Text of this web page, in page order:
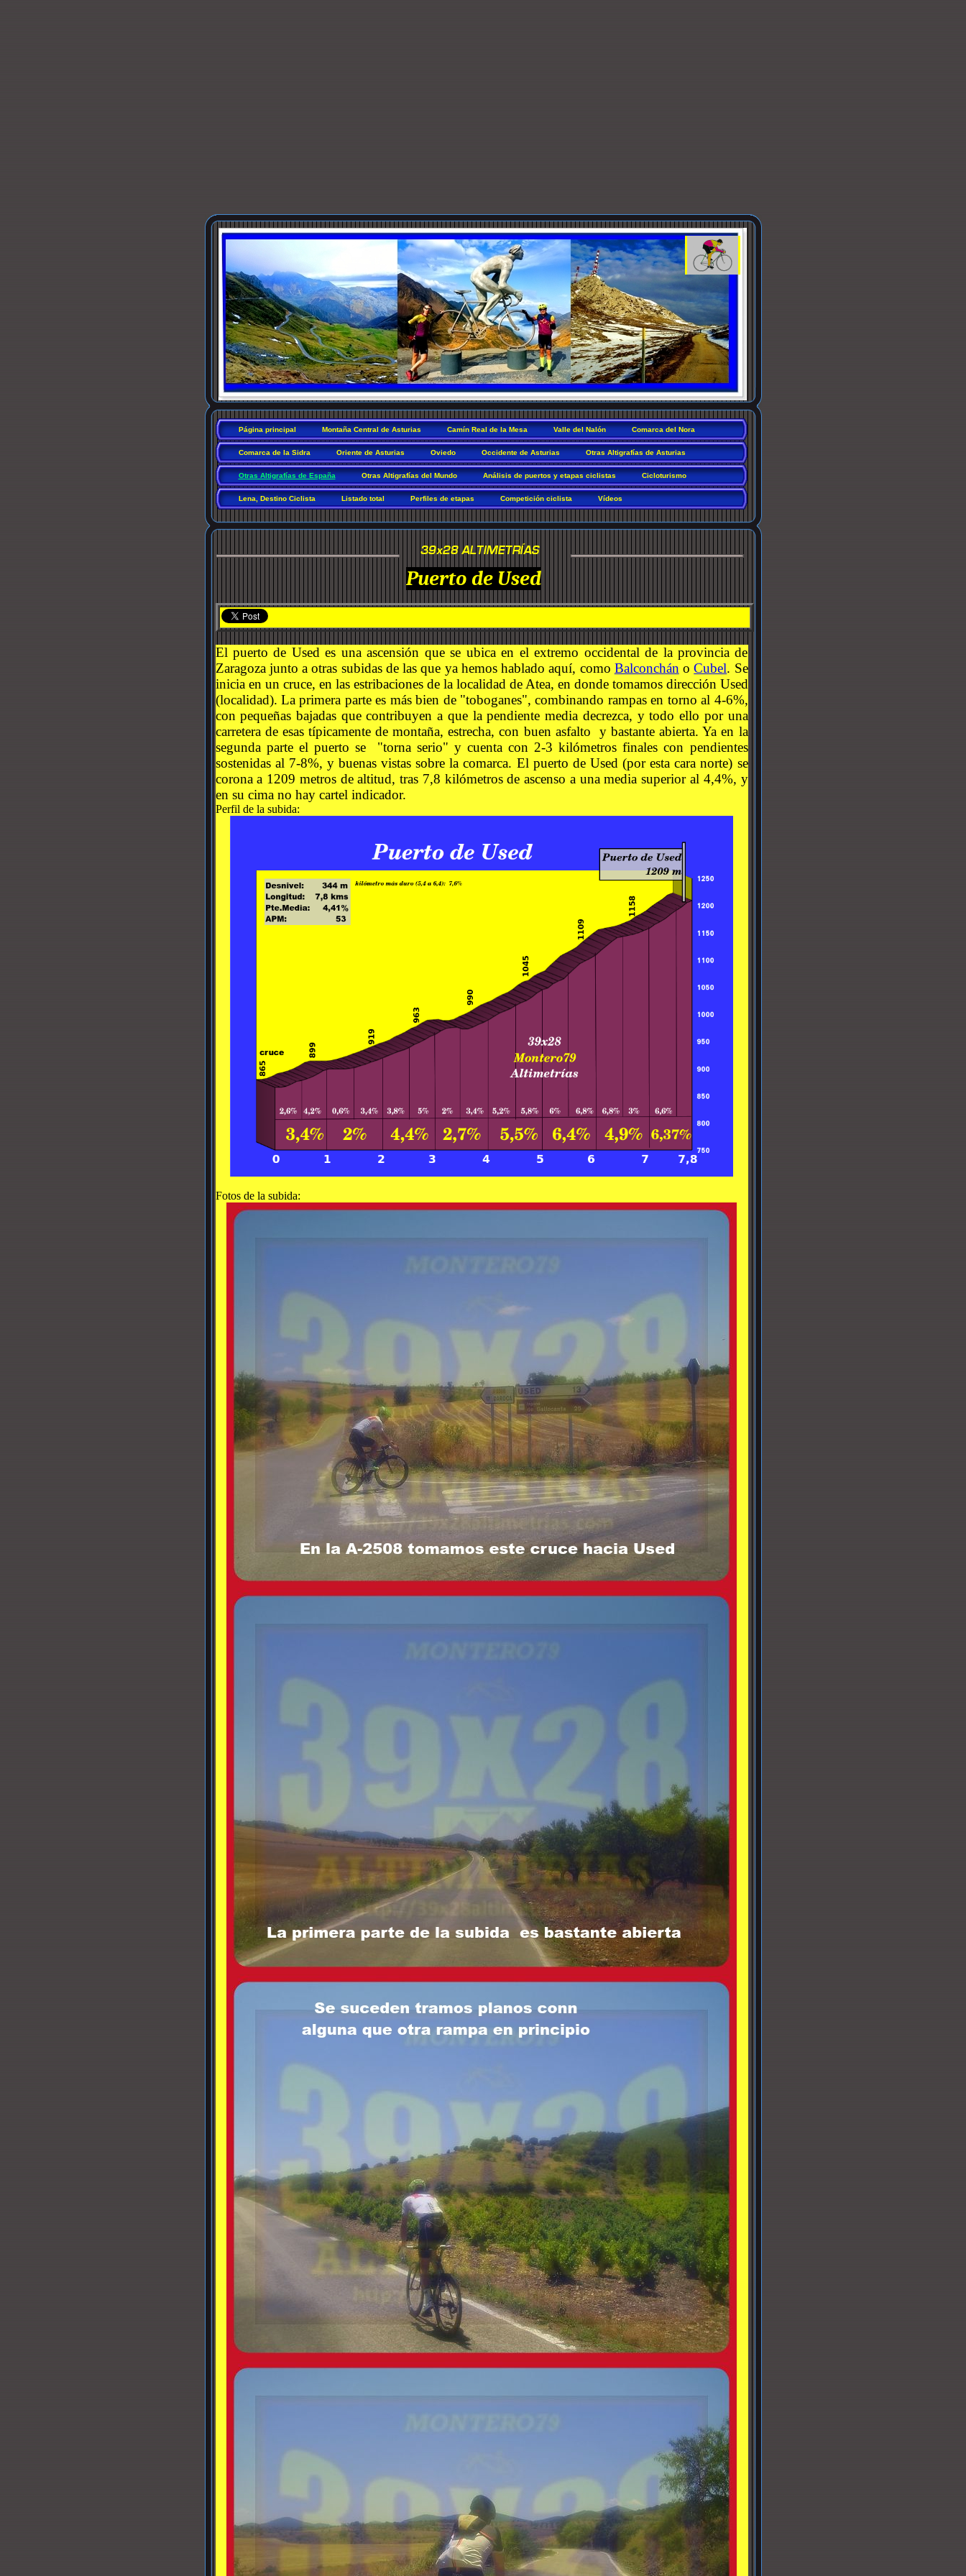
Página principal Montaña Central de Asturias Camín Real de la Mesa Valle del Nalón Comarca del Nora
Comarca de la Sidra Oriente de Asturias Oviedo Occidente de Asturias Otras Altigrafías de Asturias
Otras Altigrafías de España Otras Altigrafías del Mundo Análisis de puertos y etapas ciclistas Cicloturismo
Lena, Destino Ciclista Listado total Perfiles de etapas Competición ciclista Vídeos
Puerto de Used
El puerto de Used es una ascensión que se ubica en el extremo occidental de la provincia de
Zaragoza junto a otras subidas de las que ya hemos hablado aquí, como Balconchán oCubel. Se
inicia en un cruce, en las estribaciones de la localidad de Atea, en donde tomamos dirección Used
(localidad). La primera parte es más bien de "toboganes", combinando rampas en torno al 4-6%,
con pequeñas bajadas que contribuyen a que la pendiente media decrezca, y todo ello por una
carretera de esas típicamente de montaña, estrecha, con buen asfalto y bastante abierta. Ya en la
segunda parte el puerto se "torna serio" y cuenta con 2-3 kilómetros finales con pendientes
sostenidas al 7-8%, y buenas vistas sobre la comarca. El puerto de Used (por esta cara norte) se
corona a 1209 metros de altitud, tras 7,8 kilómetros de ascenso a una media superior al 4,4%, y
en su cima no hay cartel indicador.
Perfil de la subida:
Fotos de la subida: